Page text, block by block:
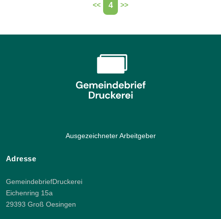
<< 4 >>
Ausgezeichneter Arbeitgeber
Adresse
GemeindebriefDruckerei
Eichenring 15a
29393 Groß Oesingen